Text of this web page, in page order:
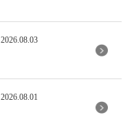
2026.08.03
2026.08.01